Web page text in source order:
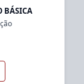
BÁSICA